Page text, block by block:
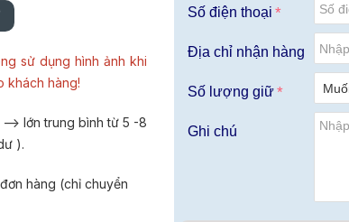
sử dụng hình ảnh khi
khách hàng!
> lớn trung bình từ 5 -8
).
hàng (chỉ chuyển
Số điện thoại
Địa chỉ nhận hàng
Số lượng giữ
Ghi chú